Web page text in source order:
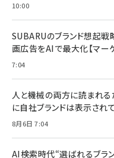
10:00
SUBARUのブランド想起戦
画広告をAIで最大化【マー
7:04
人と機械の両方に読まれる
に自社ブランドは表示され
8月6日 7:04
AI検索時代“選ばれるブラ